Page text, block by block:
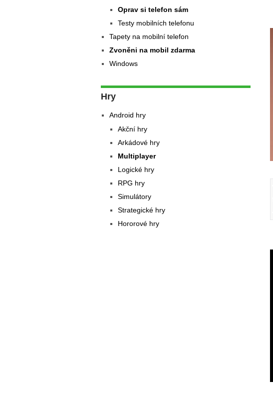
Oprav si telefon sám
Testy mobilních telefonu
Tapety na mobilní telefon
Zvoněni na mobil zdarma
Windows
Hry
Android hry
Akční hry
Arkádové hry
Multiplayer
Logické hry
RPG hry
Simulátory
Strategické hry
Hororové hry